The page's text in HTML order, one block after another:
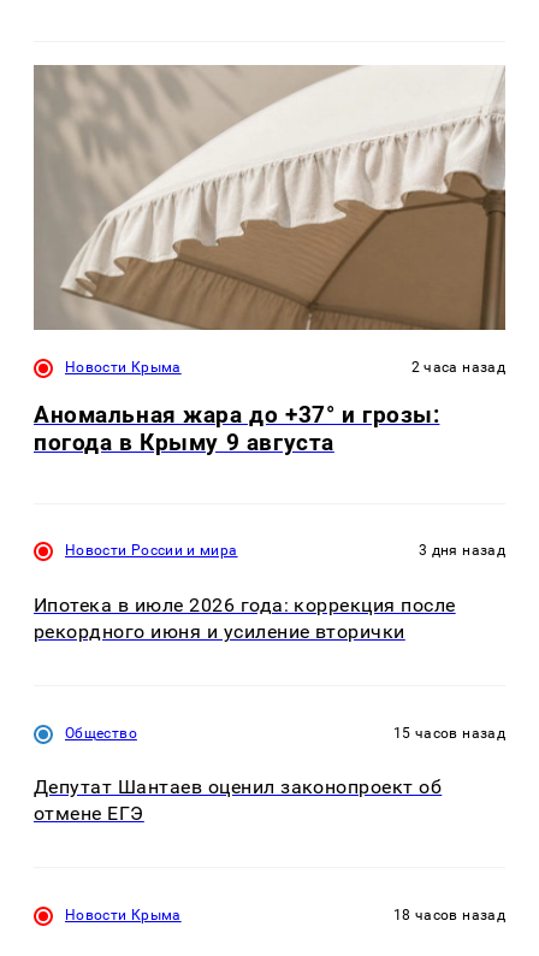
Новости Крыма 2 часа назад
Аномальная жара до +37° и грозы:
погода в Крыму 9 августа
Новости России и мира 3 дня назад
Ипотека в июле 2026 года: коррекция после
рекордного июня и усиление вторички
Общество 15 часов назад
Депутат Шантаев оценил законопроект об
отмене ЕГЭ
Новости Крыма 18 часов назад